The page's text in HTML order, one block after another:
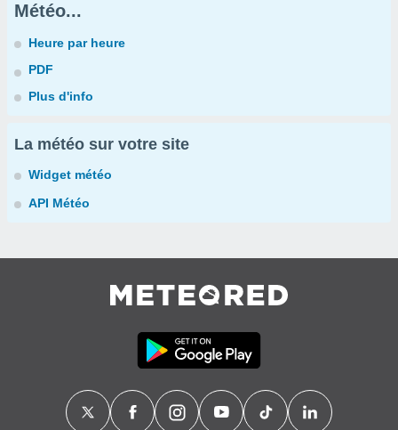
Météo...
Heure par heure
PDF
Plus d'info
La météo sur votre site
Widget météo
API Météo